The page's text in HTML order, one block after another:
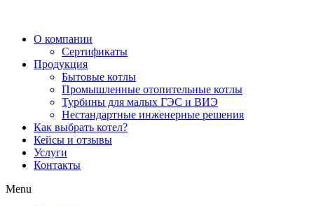
О компании
Сертификаты
Продукция
Бытовые котлы
Промышленные отопительные котлы
Турбины для малых ГЭС и ВИЭ
Нестандартные инженерные решения
Как выбрать котел?
Кейсы и отзывы
Услуги
Контакты
Menu